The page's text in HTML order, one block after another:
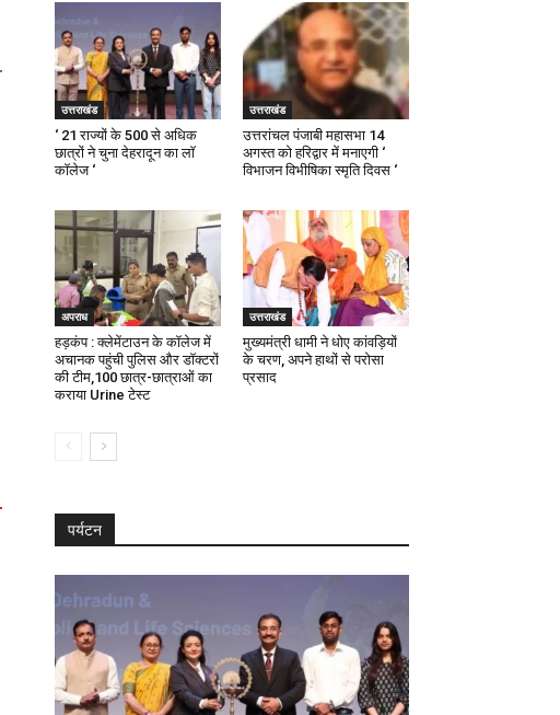
उत्तराखंड
‘ 21 राज्यों के 500 से अधिक
छात्रों ने चुना देहरादून का लाॅ
काॅलेज ‘
उत्तराखंड
उत्तरांचल पंजाबी महासभा 14
अगस्त को हरिद्वार में मनाएगी ‘
विभाजन विभीषिका स्मृति दिवस ‘
अपराध
हड़कंप : क्लेमेंटाउन के कॉलेज में
अचानक पहुंची पुलिस और डॉक्टरों
की टीम,100 छात्र-छात्राओं का
कराया Urine टेस्ट
उत्तराखंड
मुख्यमंत्री धामी ने धोए कांवड़ियों
के चरण, अपने हाथों से परोसा
प्रसाद
पर्यटन